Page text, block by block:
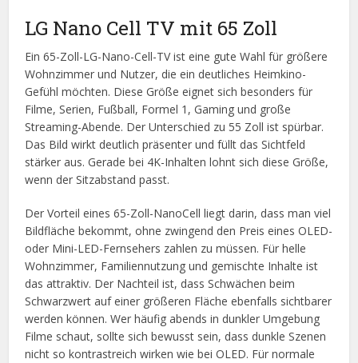
LG Nano Cell TV mit 65 Zoll
Ein 65-Zoll-LG-Nano-Cell-TV ist eine gute Wahl für größere
Wohnzimmer und Nutzer, die ein deutliches Heimkino-
Gefühl möchten. Diese Größe eignet sich besonders für
Filme, Serien, Fußball, Formel 1, Gaming und große
Streaming-Abende. Der Unterschied zu 55 Zoll ist spürbar.
Das Bild wirkt deutlich präsenter und füllt das Sichtfeld
stärker aus. Gerade bei 4K-Inhalten lohnt sich diese Größe,
wenn der Sitzabstand passt.
Der Vorteil eines 65-Zoll-NanoCell liegt darin, dass man viel
Bildfläche bekommt, ohne zwingend den Preis eines OLED-
oder Mini-LED-Fernsehers zahlen zu müssen. Für helle
Wohnzimmer, Familiennutzung und gemischte Inhalte ist
das attraktiv. Der Nachteil ist, dass Schwächen beim
Schwarzwert auf einer größeren Fläche ebenfalls sichtbarer
werden können. Wer häufig abends in dunkler Umgebung
Filme schaut, sollte sich bewusst sein, dass dunkle Szenen
nicht so kontrastreich wirken wie bei OLED. Für normale